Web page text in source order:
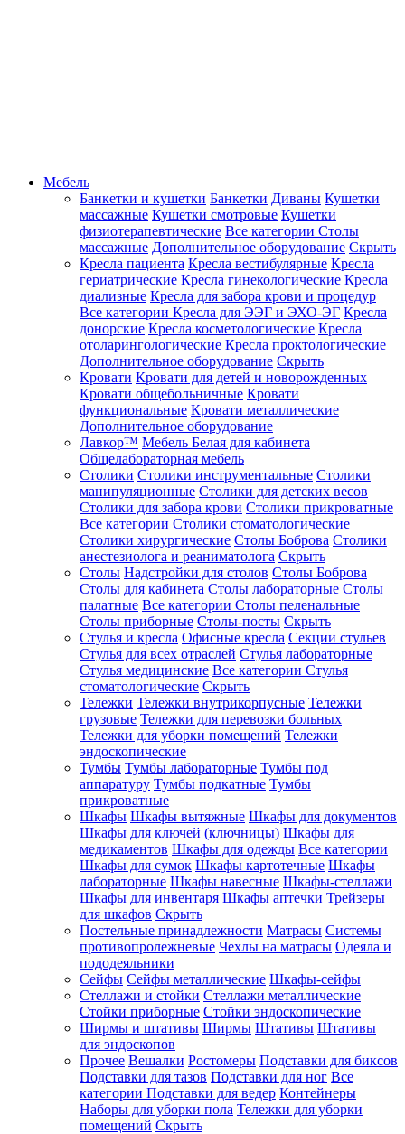
Мебель
Банкетки и кушетки Банкетки Диваны Кушетки
массажные Кушетки смотровые Кушетки
физиотерапевтические Все категории Столы
массажные Дополнительное оборудование Скрыть
Кресла пациента Кресла вестибулярные Кресла
гериатрические Кресла гинекологические Кресла
диализные Кресла для забора крови и процедур
Все категории Кресла для ЭЭГ и ЭХО-ЭГ Кресла
донорские Кресла косметологические Кресла
отоларингологические Кресла проктологические
Дополнительное оборудование Скрыть
Кровати Кровати для детей и новорожденных
Кровати общебольничные Кровати
функциональные Кровати металлические
Дополнительное оборудование
Лавкор™ Мебель Белая для кабинета
Общелабораторная мебель
Столики Столики инструментальные Столики
манипуляционные Столики для детских весов
Столики для забора крови Столики прикроватные
Все категории Столики стоматологические
Столики хирургические Столы Боброва Столики
анестезиолога и реаниматолога Скрыть
Столы Надстройки для столов Столы Боброва
Столы для кабинета Столы лабораторные Столы
палатные Все категории Столы пеленальные
Столы приборные Столы-посты Скрыть
Стулья и кресла Офисные кресла Секции стульев
Стулья для всех отраслей Стулья лабораторные
Стулья медицинские Все категории Стулья
стоматологические Скрыть
Тележки Тележки внутрикорпусные Тележки
грузовые Тележки для перевозки больных
Тележки для уборки помещений Тележки
эндоскопические
Тумбы Тумбы лабораторные Тумбы под
аппаратуру Тумбы подкатные Тумбы
прикроватные
Шкафы Шкафы вытяжные Шкафы для документов
Шкафы для ключей (ключницы) Шкафы для
медикаментов Шкафы для одежды Все категории
Шкафы для сумок Шкафы картотечные Шкафы
лабораторные Шкафы навесные Шкафы-стеллажи
Шкафы для инвентаря Шкафы аптечки Трейзеры
для шкафов Скрыть
Постельные принадлежности Матрасы Системы
противопролежневые Чехлы на матрасы Одеяла и
пододеяльники
Сейфы Сейфы металлические Шкафы-сейфы
Стеллажи и стойки Стеллажи металлические
Стойки приборные Стойки эндоскопические
Ширмы и штативы Ширмы Штативы Штативы
для эндоскопов
Прочее Вешалки Ростомеры Подставки для биксов
Подставки для тазов Подставки для ног Все
категории Подставки для ведер Контейнеры
Наборы для уборки пола Тележки для уборки
помещений Скрыть